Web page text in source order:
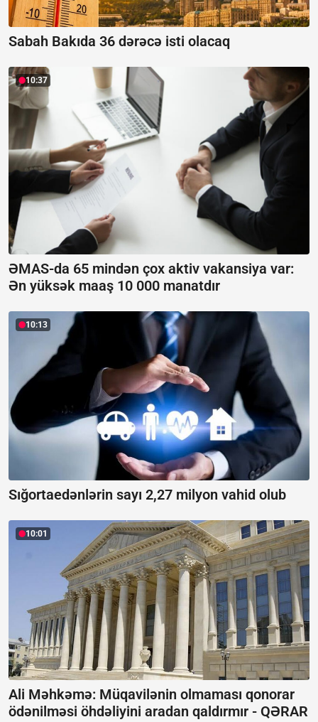
Sabah Bakıda 36 dərəcə isti olacaq
10:37
ƏMAS-da 65 mindən çox aktiv vakansiya var:
Ən yüksək maaş 10 000 manatdır
10:13
Sığortaedənlərin sayı 2,27 milyon vahid olub
10:01
Ali Məhkəmə: Müqavilənin olmaması qonorar
ödənilməsi öhdəliyini aradan qaldırmır - QƏRAR